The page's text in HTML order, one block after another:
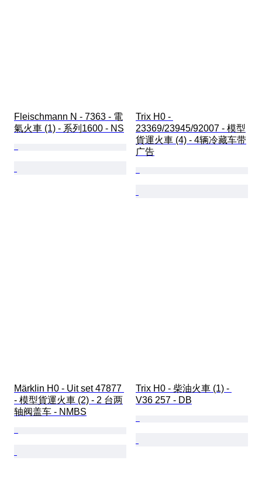
Fleischmann N - 7363 - 電
氣火車 (1) - 系列1600 - NS
Trix H0 -
23369/23945/92007 - 模型
貨運火車 (4) - 4辆冷藏车带
广告
Märklin H0 - Uit set 47877
- 模型貨運火車 (2) - 2 台两
轴阀盖车 - NMBS
Trix H0 - 柴油火車 (1) -
V36 257 - DB